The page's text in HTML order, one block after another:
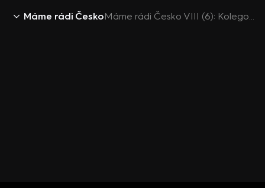
Máme rádi Česko Máme rádi Česko VIII (6): Kolegové kapitána Kotka z Einsteina